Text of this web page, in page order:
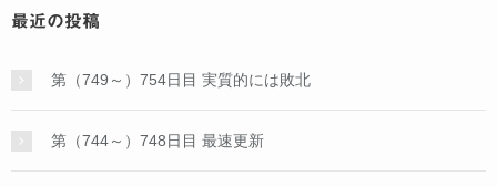
最近の投稿
第（749～）754日目 実質的には敗北
第（744～）748日目 最速更新